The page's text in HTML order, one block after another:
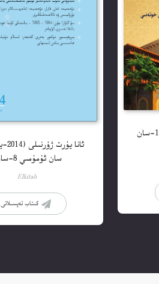
مەرىپەت ژۇرنىلى (2020-يىل 1-سان
سان ئۇمۇمىي 8-سان)
Elkitab
كىتاب تەپسىلاتى